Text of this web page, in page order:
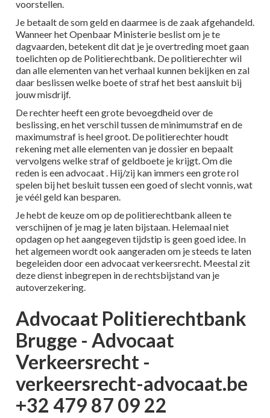
voorstellen.
Je betaalt de som geld en daarmee is de zaak afgehandeld.
Wanneer het Openbaar Ministerie beslist om je te
dagvaarden, betekent dit dat je je overtreding moet gaan
toelichten op de Politierechtbank. De politierechter wil
dan alle elementen van het verhaal kunnen bekijken en zal
daar beslissen welke boete of straf het best aansluit bij
jouw misdrijf.
De rechter heeft een grote bevoegdheid over de
beslissing, en het verschil tussen de minimumstraf en de
maximumstraf is heel groot. De politierechter houdt
rekening met alle elementen van je dossier en bepaalt
vervolgens welke straf of geldboete je krijgt. Om die
reden is een advocaat . Hij/zij kan immers een grote rol
spelen bij het besluit tussen een goed of slecht vonnis, wat
je véél geld kan besparen.
Je hebt de keuze om op de politierechtbank alleen te
verschijnen of je mag je laten bijstaan. Helemaal niet
opdagen op het aangegeven tijdstip is geen goed idee. In
het algemeen wordt ook aangeraden om je steeds te laten
begeleiden door een advocaat verkeersrecht. Meestal zit
deze dienst inbegrepen in de rechtsbijstand van je
autoverzekering.
Advocaat Politierechtbank
Brugge - Advocaat
Verkeersrecht -
verkeersrecht-advocaat.be
+32 479 87 09 22